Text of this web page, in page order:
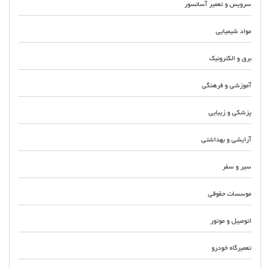
سرویس و تعمیر آسانسور
مواد شیمیایی
برق و الکترونیک
آموزشی و فرهنگی
پزشکی و زیبایی
آرایشی و بهداشتی
سیر و سفر
موسسات حقوقی
اتومبیل و موتور
تعمیرگاه خودرو